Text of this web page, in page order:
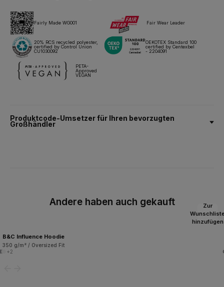
Alle unsere Produkte sind für alle Drucktechniken getestet und
zugelassen.
Datenblatt Größen & Maßnahmen
Fairly Made WG001 Fair Wear Leader
20% RCS recycled polyester,
certified by Control Union
CU1030092
OEKOTEX Standard 100
certified by Centexbel
- 2204091
PETA-
Approved
VEGAN
Produktcode-Umsetzer für Ihren bevorzugten
Großhändler
Andere haben auch gekauft
Zur
hinzufügen
B&C Influence Hoodie
350 g/m² / Oversized Fit
+2